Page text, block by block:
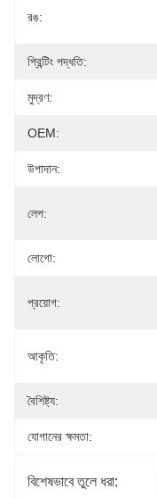
রঙ:
প্রিন্টিং পদ্ধতি:
মুদ্রণ:
OEM:
উপাদান:
লেপ:
লোগো:
প্রয়োগ:
আকৃতি:
বৈশিষ্ট্য:
যোগানের ক্ষমতা:
বিশেষভাবে তুলে ধরা: